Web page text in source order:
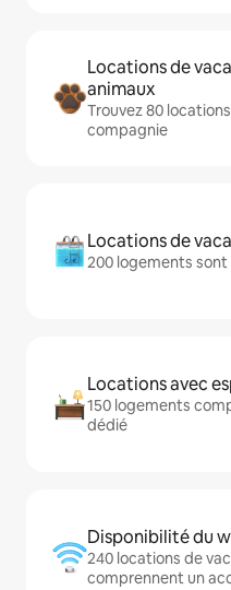
Locations de
animaux
Trouvez 80
compagnie
Locations de
200 logements
Locations avec
150 logements
dédié
Disponibilité du
240 locations de
comprennent un